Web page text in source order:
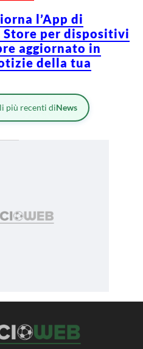
l’App di
Store per dispositivi
aggiornato in
della tua
più recenti diNews